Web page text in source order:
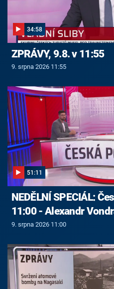
34:58
ZPRÁVY, 9.8. v 11:55
9. srpna 2026 11:55
51:11
NEDĚLNÍ SPECIÁL:
11:00 - Alexandr
9. srpna 2026 11:00